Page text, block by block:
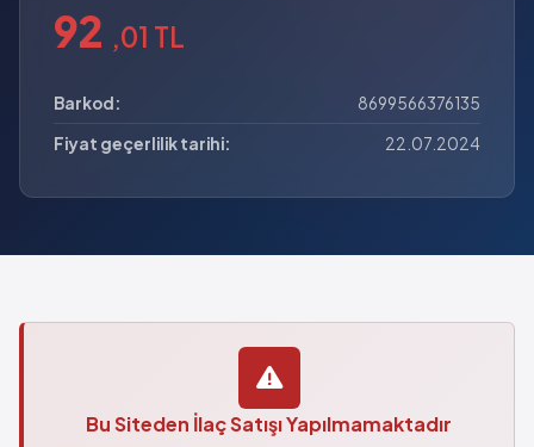
92 ,01 TL
Barkod:
8699566376135
Fiyat geçerlilik tarihi:
22.07.2024
Bu Siteden İlaç Satışı Yapılmamaktadır